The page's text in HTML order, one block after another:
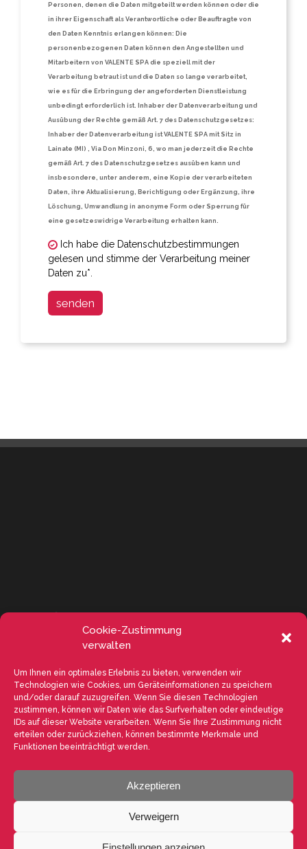
Cookie-Zustimmung
verwalten
Um Ihnen ein optimales Erlebnis zu bieten, verwenden wir
Technologien wie Cookies, um Geräteinformationen zu speichern
und/oder darauf zuzugreifen. Wenn Sie diesen Technologien
zustimmen, können wir Daten wie das Surfverhalten oder eindeutige
IDs auf dieser Website verarbeiten. Wenn Sie Ihre Zustimmung nicht
erteilen oder zurückziehen, können bestimmte Merkmale und
Funktionen beeinträchtigt werden.
Akzeptieren
Verweigern
Personen, denen die Daten mitgeteilt werden können oder die
in ihrer Eigenschaft als Verantwortliche oder Beauftragte von
den Daten Kenntnis erlangen können: Die
personenbezogenen Daten können den Angestellten und
Mitarbeitern von VALENTE SPA die speziell mit der
Verarbeitung betraut ist und die Daten so lange verarbeitet,
wie es für die Erbringung der angeforderten Dienstleistung
unbedingt erforderlich ist. Inhaber der Datenverarbeitung und
Ausübung der Rechte gemäß Art. 7 des Datenschutzgesetzes:
Inhaber der Datenverarbeitung ist VALENTE SPA mit Sitz in
Lainate (MI) , Via Don Minzoni, 6, wo man jederzeit die Rechte
gemäß Art. 7 des Datenschutzgesetzes ausüben kann und
insbesondere, unter anderem, eine Kopie der verarbeiteten
Daten, ihre Aktualisierung, Berichtigung oder Ergänzung, ihre
Löschung, Umwandlung in anonyme Form oder Sperrung für
eine gesetzeswidrige Verarbeitung erhalten kann.
Ich habe die Datenschutzbestimmungen
gelesen und stimme der Verarbeitung meiner
Daten zu*.
senden
RESERVED. The reproduction, even partial, of texts, images and
VALENTE S.p.A. - POWERED BY